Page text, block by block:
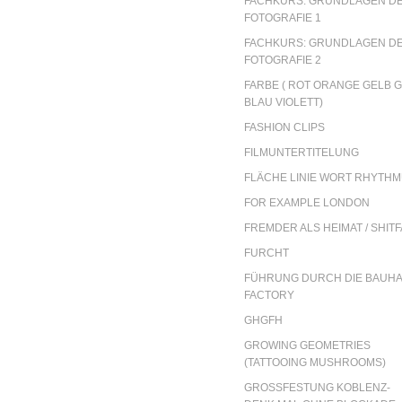
FOTOGRAFIE 1
FACHKURS: GRUNDLAGEN
FOTOGRAFIE 2
FARBE ( ROT ORANGE GELB
BLAU VIOLETT)
FASHION CLIPS
FILMUNTERTITELUNG
FLÄCHE LINIE WORT
FOR EXAMPLE LONDON
FREMDER ALS HEIMAT /
FURCHT
FÜHRUNG DURCH DIE
FACTORY
GHGFH
GROWING GEOMETRIES
(TATTOOING MUSHROOMS)
GROSSFESTUNG KOBLENZ- D